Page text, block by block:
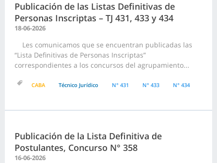
Publicación de las Listas Definitivas de
Personas Inscriptas – TJ 431, 433 y 434
18-06-2026
Les comunicamos que se encuentran publicadas las
“Lista Definitivas de Personas Inscriptas”
correspondientes a los concursos del agrupamiento...
CABA Técnico Jurídico N° 431 N° 433 N° 434
Publicación de la Lista Definitiva de
Postulantes, Concurso N° 358
16-06-2026